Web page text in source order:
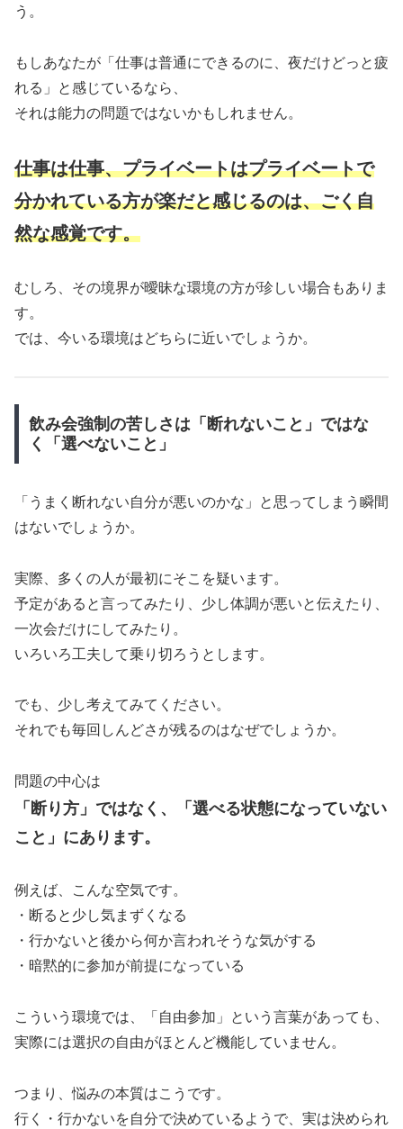
う。
もしあなたが「仕事は普通にできるのに、夜だけどっと疲
れる」と感じているなら、
それは能力の問題ではないかもしれません。
仕事は仕事、プライベートはプライベートで
分かれている方が楽だと感じるのは、ごく自
然な感覚です。
むしろ、その境界が曖昧な環境の方が珍しい場合もありま
す。
では、今いる環境はどちらに近いでしょうか。
飲み会強制の苦しさは「断れないこと」ではな
く「選べないこと」
「うまく断れない自分が悪いのかな」と思ってしまう瞬間
はないでしょうか。
実際、多くの人が最初にそこを疑います。
予定があると言ってみたり、少し体調が悪いと伝えたり、
一次会だけにしてみたり。
いろいろ工夫して乗り切ろうとします。
でも、少し考えてみてください。
それでも毎回しんどさが残るのはなぜでしょうか。
問題の中心は
「断り方」ではなく、「選べる状態になっていない
こと」にあります。
例えば、こんな空気です。
・断ると少し気まずくなる
・行かないと後から何か言われそうな気がする
・暗黙的に参加が前提になっている
こういう環境では、「自由参加」という言葉があっても、
実際には選択の自由がほとんど機能していません。
つまり、悩みの本質はこうです。
行く・行かないを自分で決めているようで、実は決められ